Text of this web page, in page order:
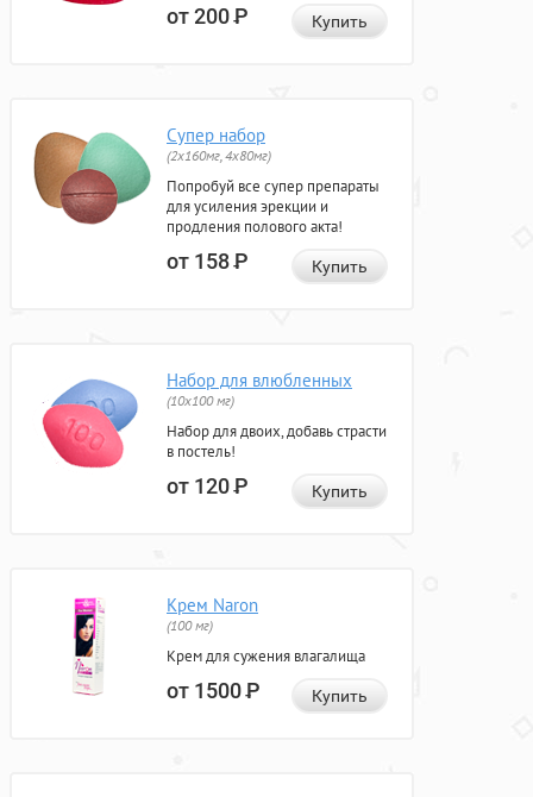
от 200Р Купить
Супер набор
(2х160мг, 4х80мг)
Попробуй все супер препараты
для усиления эрекции и
продления полового акта!
от 158Р Купить
Набор для влюбленных
(10х100 мг)
Набор для двоих, добавь страсти
в постель!
от 120Р Купить
Крем Naron
(100 мг)
Крем для сужения влагалища
от 1500Р Купить